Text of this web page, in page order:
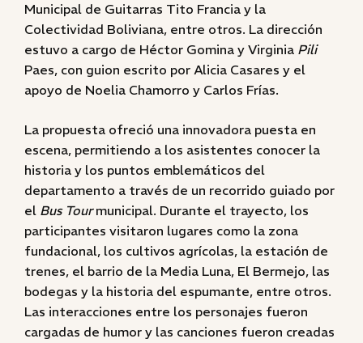
Municipal de Guitarras Tito Francia y la
Colectividad Boliviana, entre otros. La dirección
estuvo a cargo de Héctor Gomina y Virginia Pili
Paes, con guion escrito por Alicia Casares y el
apoyo de Noelia Chamorro y Carlos Frías.
La propuesta ofreció una innovadora puesta en
escena, permitiendo a los asistentes conocer la
historia y los puntos emblemáticos del
departamento a través de un recorrido guiado por
el Bus Tourmunicipal. Durante el trayecto, los
participantes visitaron lugares como la zona
fundacional, los cultivos agrícolas, la estación de
trenes, el barrio de la Media Luna, El Bermejo, las
bodegas y la historia del espumante, entre otros.
Las interacciones entre los personajes fueron
cargadas de humor y las canciones fueron creadas